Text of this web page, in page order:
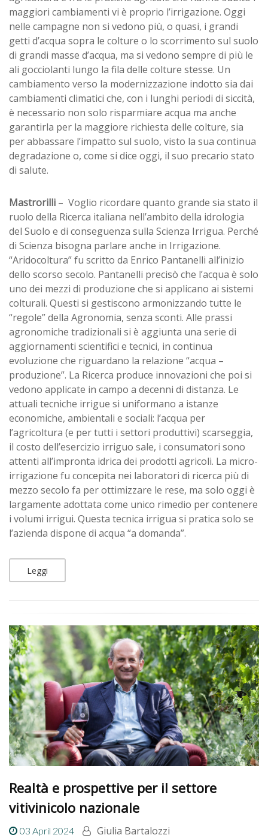
maggiori cambiamenti vi è proprio l’irrigazione. Oggi
nelle campagne non si vedono più, o quasi, i grandi
getti d’acqua sopra le colture o lo scorrimento sul suolo
di grandi masse d’acqua, ma si vedono sempre di più le
ali gocciolanti lungo la fila delle colture stesse. Un
cambiamento verso la modernizzazione indotto sia dai
cambiamenti climatici che, con i lunghi periodi di siccità,
è necessario non solo risparmiare acqua ma anche
garantirla per la maggiore richiesta delle colture, sia
per abbassare l’impatto sul suolo, visto la sua continua
degradazione o, come si dice oggi, il suo precario stato
di salute.
Mastrorilli – Voglio ricordare quanto grande sia stato il
ruolo della Ricerca italiana nell’ambito della idrologia
del Suolo e di conseguenza sulla Scienza Irrigua. Perché
di Scienza bisogna parlare anche in Irrigazione.
“Aridocoltura” fu scritto da Enrico Pantanelli all’inizio
dello scorso secolo. Pantanelli precisò che l’acqua è solo
uno dei mezzi di produzione che si applicano ai sistemi
colturali. Questi si gestiscono armonizzando tutte le
“regole” della Agronomia, senza sconti. Alle prassi
agronomiche tradizionali si è aggiunta una serie di
aggiornamenti scientifici e tecnici, in continua
evoluzione che riguardano la relazione “acqua –
produzione”. La Ricerca produce innovazioni che poi si
vedono applicate in campo a decenni di distanza. Le
attuali tecniche irrigue si uniformano a istanze
economiche, ambientali e sociali: l’acqua per
l’agricoltura (e per tutti i settori produttivi) scarseggia,
il costo dell’esercizio irriguo sale, i consumatori sono
attenti all’impronta idrica dei prodotti agricoli. La micro-
irrigazione fu concepita nei laboratori di ricerca più di
mezzo secolo fa per ottimizzare le rese, ma solo oggi è
largamente adottata come unico rimedio per contenere
i volumi irrigui. Questa tecnica irrigua si pratica solo se
l’azienda dispone di acqua “a domanda”.
Leggi
Realtà e prospettive per il settore
vitivinicolo nazionale
03 April 2024 Giulia Bartalozzi